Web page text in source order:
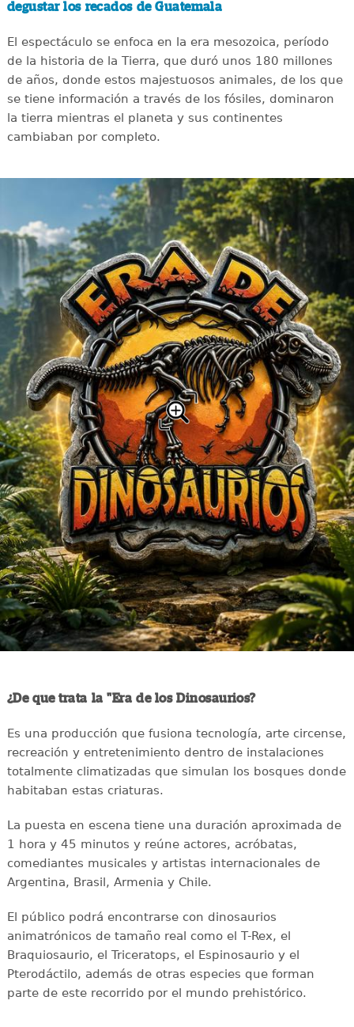
degustar los recados de Guatemala
El espectáculo se enfoca en la era mesozoica, período
de la historia de la Tierra, que duró unos 180 millones
de años, donde estos majestuosos animales, de los que
se tiene información a través de los fósiles, dominaron
la tierra mientras el planeta y sus continentes
cambiaban por completo.
¿De que trata la "Era de los Dinosaurios?
Es una producción que fusiona tecnología, arte circense,
recreación y entretenimiento dentro de instalaciones
totalmente climatizadas que simulan los bosques donde
habitaban estas criaturas.
La puesta en escena tiene una duración aproximada de
1 hora y 45 minutos y reúne actores, acróbatas,
comediantes musicales y artistas internacionales de
Argentina, Brasil, Armenia y Chile.
El público podrá encontrarse con dinosaurios
animatrónicos de tamaño real como el T-Rex, el
Braquiosaurio, el Triceratops, el Espinosaurio y el
Pterodáctilo, además de otras especies que forman
parte de este recorrido por el mundo prehistórico.